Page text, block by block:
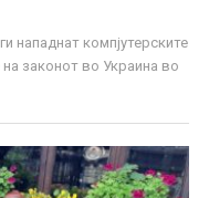
нападнат компјутерските
законот во Украина во